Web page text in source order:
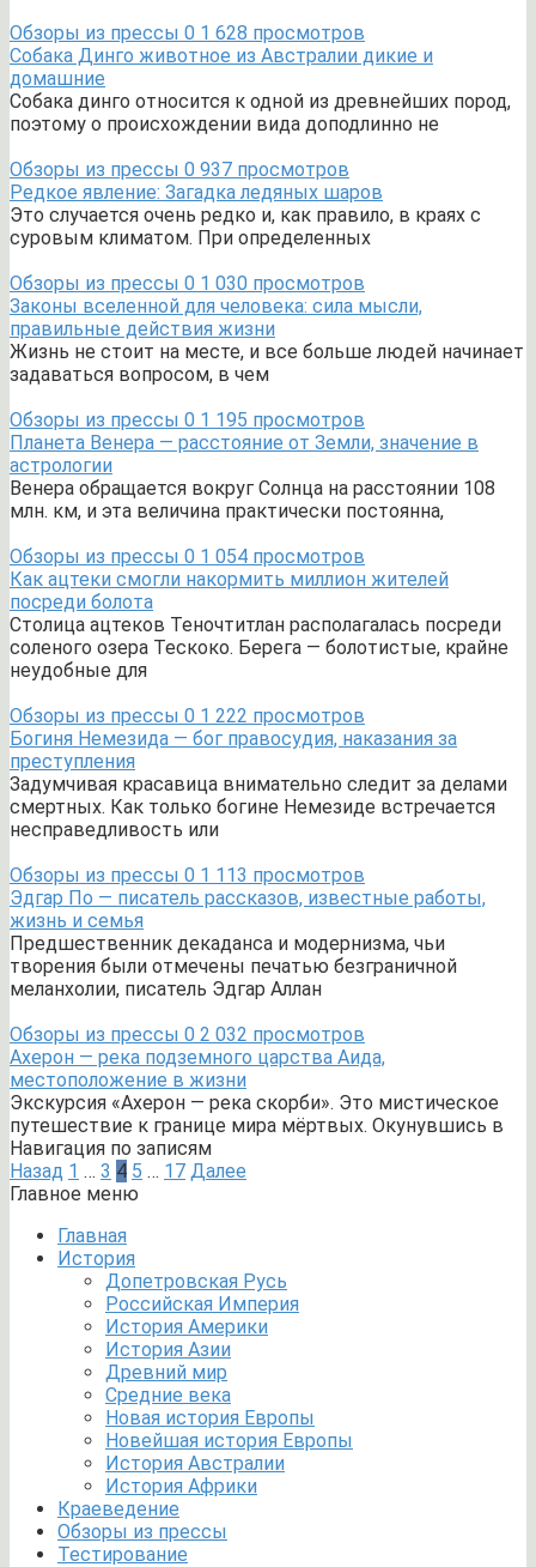
Обзоры из прессы 0 1 628 просмотров
Собака Динго животное из Австралии дикие и
домашние
Собака динго относится к одной из древнейших пород,
поэтому о происхождении вида доподлинно не
Обзоры из прессы 0 937 просмотров
Редкое явление: Загадка ледяных шаров
Это случается очень редко и, как правило, в краях с
суровым климатом. При определенных
Обзоры из прессы 0 1 030 просмотров
Законы вселенной для человека: сила мысли,
правильные действия жизни
Жизнь не стоит на месте, и все больше людей начинает
задаваться вопросом, в чем
Обзоры из прессы 0 1 195 просмотров
Планета Венера — расстояние от Земли, значение в
астрологии
Венера обращается вокруг Солнца на расстоянии 108
млн. км, и эта величина практически постоянна,
Обзоры из прессы 0 1 054 просмотров
Как ацтеки смогли накормить миллион жителей
посреди болота
Столица ацтеков Теночтитлан располагалась посреди
соленого озера Тескоко. Берега — болотистые, крайне
неудобные для
Обзоры из прессы 0 1 222 просмотров
Богиня Немезида — бог правосудия, наказания за
преступления
Задумчивая красавица внимательно следит за делами
смертных. Как только богине Немезиде встречается
несправедливость или
Обзоры из прессы 0 1 113 просмотров
Эдгар По — писатель рассказов, известные работы,
жизнь и семья
Предшественник декаданса и модернизма, чьи
творения были отмечены печатью безграничной
меланхолии, писатель Эдгар Аллан
Обзоры из прессы 0 2 032 просмотров
Ахерон — река подземного царства Аида,
местоположение в жизни
Экскурсия «Ахерон — река скорби». Это мистическое
путешествие к границе мира мёртвых. Окунувшись в
Навигация по записям
Назад 1 … 3 4 5 … 17 Далее
Главное меню
Главная
История
Допетровская Русь
Российская Империя
История Америки
История Азии
Древний мир
Средние века
Новая история Европы
Новейшая история Европы
История Австралии
История Африки
Краеведение
Обзоры из прессы
Тестирование